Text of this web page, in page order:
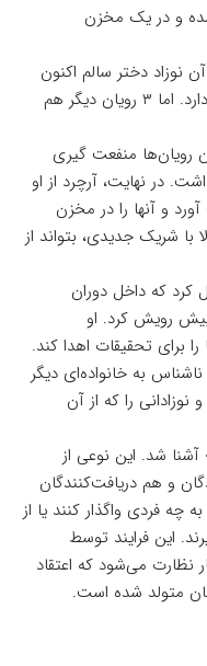
و در یک مخزن
پیش است. آن نوزاد دختر سالم اکنون
یک زن ۳۰ ساله است که دختری ۱۰ساله دارد. اما ۳ رویان دیگر هم
رویان‌ها منفعت گیری
در نهایت، آرچرد از او
و آنها را در مخزن
با شریک جدیدی، بتواند از
که داخل دوران
پیش رویش کرد. او
را برای تحقیقات اهدا کند.
به خانواده‌ای دیگر
را که از آن
شد. این نوعی از
و هم دریافت‌کنندگان
چه فردی واگذار کنند یا از
این فرایند توسط
می‌شود که اعتقاد
متولد شده است.